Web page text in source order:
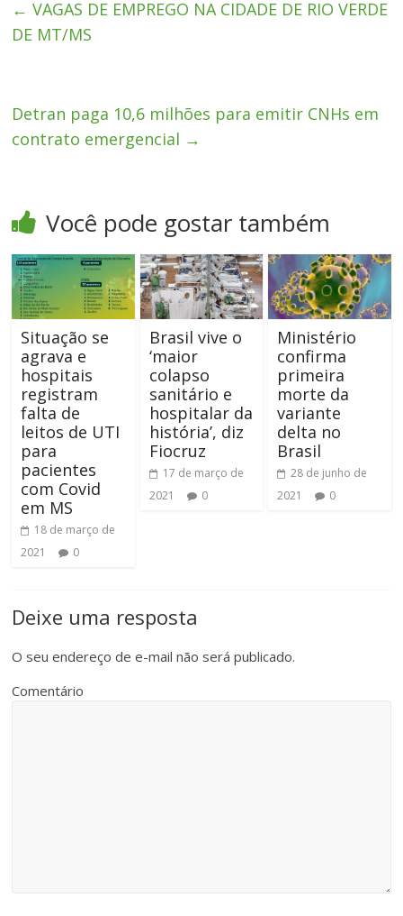
← VAGAS DE EMPREGO NA CIDADE DE RIO VERDE
DE MT/MS
Detran paga 10,6 milhões para emitir CNHs em
contrato emergencial →
Você pode gostar também
Situação se
agrava e
hospitais
registram
falta de
leitos de UTI
para
pacientes
com Covid
em MS
18 de março de
2021
0
Brasil vive o
‘maior
colapso
sanitário e
hospitalar da
história’, diz
Fiocruz
17 de março de
2021
0
Ministério
confirma
primeira
morte da
variante
delta no
Brasil
28 de junho de
2021
0
Deixe uma resposta
O seu endereço de e-mail não será publicado.
Comentário